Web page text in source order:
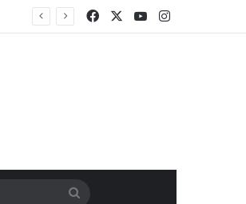
FacebookYouTubeInstagram